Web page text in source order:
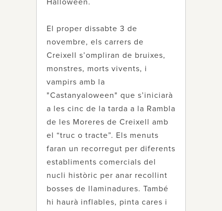
Halloween.
El proper dissabte 3 de
novembre, els carrers de
Creixell s’ompliran de bruixes,
monstres, morts vivents, i
vampirs amb la
"Castanyaloween" que s’iniciarà
a les cinc de la tarda a la Rambla
de les Moreres de Creixell amb
el “truc o tracte”. Els menuts
faran un recorregut per diferents
establiments comercials del
nucli històric per anar recollint
bosses de llaminadures. També
hi haurà inflables, pinta cares i